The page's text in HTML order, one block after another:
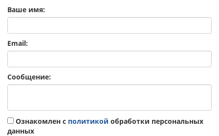
Ваше имя:
Email:
Сообщение:
Ознакомлен с политикой обработки персональных
данных